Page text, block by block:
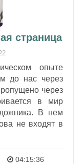
страница
опыте
до нас через
через
в мир
В нем
не входят в
04:15:36